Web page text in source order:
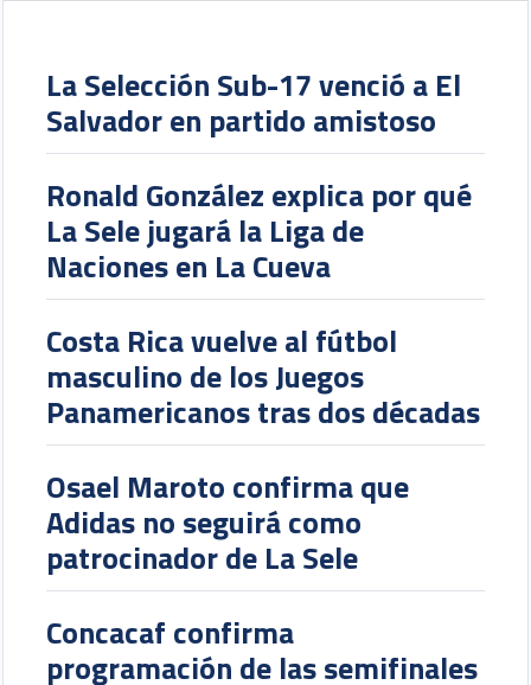
La Selección Sub-17 venció a El
Salvador en partido amistoso
Ronald González explica por qué
La Sele jugará la Liga de
Naciones en La Cueva
Costa Rica vuelve al fútbol
masculino de los Juegos
Panamericanos tras dos décadas
Osael Maroto confirma que
Adidas no seguirá como
patrocinador de La Sele
Concacaf confirma
programación de las semifinales